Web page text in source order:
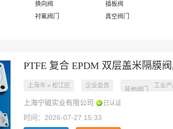
换向阀 插板阀
衬氟阀门 真空阀门
PTFE 复合 EPDM 双层盖米隔膜
上海市 » 松江区 企业会员
其他阀门
工业
上海宁磁实业有限公司 已认证
时间：2026-07-27 15:33